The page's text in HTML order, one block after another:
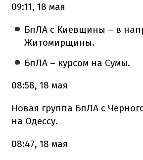
09:11, 18 мая
БпЛА с Киевщины – в
Житомирщины.
БпЛА – курсом на Сумы.
08:58, 18 мая
Новая группа БпЛА с
на Одессу.
08:47, 18 мая